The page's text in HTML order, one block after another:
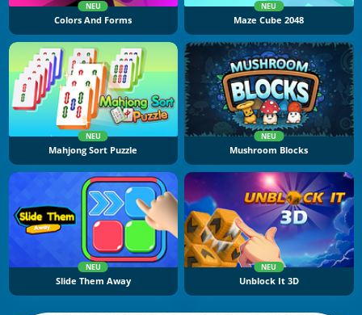
NEU
Colors And Forms
NEU
Maze Cube 2048
NEU
Mahjong Sort Puzzle
NEU
Mushroom Blocks
NEU
Slide Them Away
NEU
Unblock It 3D